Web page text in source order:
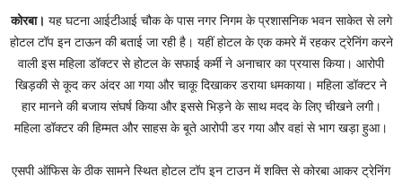
कोरबा। यह घटना आईटीआई चौक के पास नगर निगम के प्रशासनिक भवन साकेत से लगे
होटल टॉप इन टाऊन की बताई जा रही है। यहीं होटल के एक कमरे में रहकर ट्रेनिंग करने
वाली इस महिला डॉक्टर से होटल के सफाई कर्मी ने अनाचार का प्रयास किया। आरोपी
खिड़की से कूद कर अंदर आ गया और चाकू दिखाकर डराया धमकाया। महिला डॉक्टर ने
हार मानने की बजाय संघर्ष किया और इससे भिड़ने के साथ मदद के लिए चीखने लगी।
महिला डॉक्टर की हिम्मत और साहस के बूते आरोपी डर गया और वहां से भाग खड़ा हुआ।
एसपी ऑफिस के ठीक सामने स्थित होटल टॉप इन टाउन में शक्ति से कोरबा आकर ट्रेनिंग